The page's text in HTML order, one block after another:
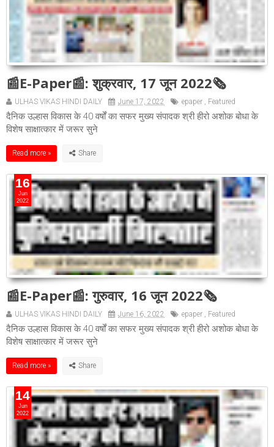
📰E-Paper📰: शुक्रवार, 17 जून 2022🗞
ULHAS VIKAS HINDI DAILY June 17, 2022 epaper Featured
दैनिक उल्हास विकास के 40 वर्षों का सफर मुख्य संपादक श्री हीरो अशोक बोधा के
विशेष साक्षात्कार में जरूर सुने
Read more »
📰E-Paper📰: गुरुवार, 16 जून 2022🗞
ULHAS VIKAS HINDI DAILY June 16, 2022 epaper Featured
दैनिक उल्हास विकास के 40 वर्षों का सफर मुख्य संपादक श्री हीरो अशोक बोधा के
विशेष साक्षात्कार में जरूर सुने
Read more »
16
Jun
2022
14
Jun
2022